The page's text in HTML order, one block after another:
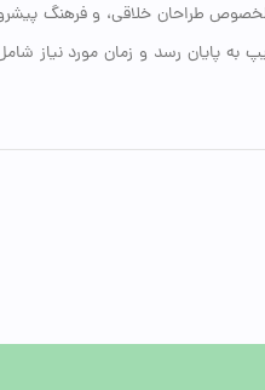
الخصوص طراحان خلاقی، و فرهنگ
به پایان رسد و زمان مورد نیاز